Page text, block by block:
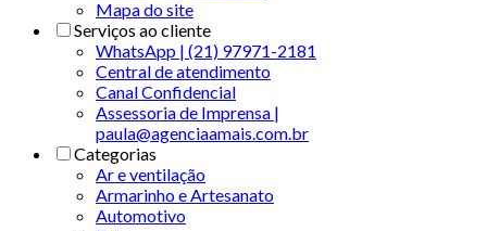
Mapa do site
Serviços ao cliente
WhatsApp | (21) 97971-2181
Central de atendimento
Canal Confidencial
Assessoria de Imprensa |
paula@agenciaamais.com.br
Categorias
Ar e ventilação
Armarinho e Artesanato
Automotivo